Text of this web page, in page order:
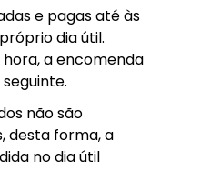
e pagas até às
dia útil.
a encomenda
não são
desta forma, a
no dia útil